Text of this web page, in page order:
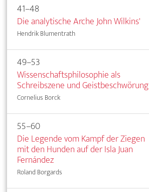
41–48
Die analytische Arche John Wilkins'
Hendrik Blumentrath
49–53
Wissenschaftsphilosophie als
Schreibszene und Geistbeschwörung
Cornelius Borck
55–60
Die Legende vom Kampf der Ziegen
mit den Hunden auf der Isla Juan
Fernández
Roland Borgards